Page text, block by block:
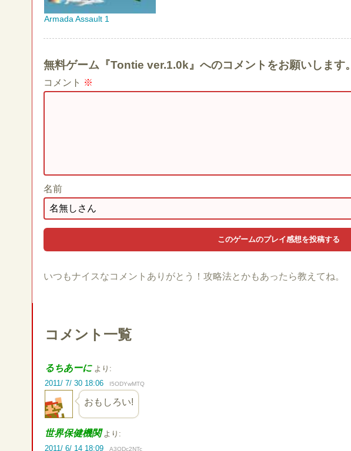
Armada Assault 1
無料ゲーム『Tontie ver.1.0k』へのコメントをお願いします。
コメント ※
名前
いつもナイスなコメントありがとう！攻略法とかもあったら教えてね。
コメント一覧
るちあーに より:
2011/ 7/ 30 18:06
I5ODYwMTQ
おもしろい!
世界保健機関 より:
2011/ 6/ 14 18:09
A3ODc2NTc